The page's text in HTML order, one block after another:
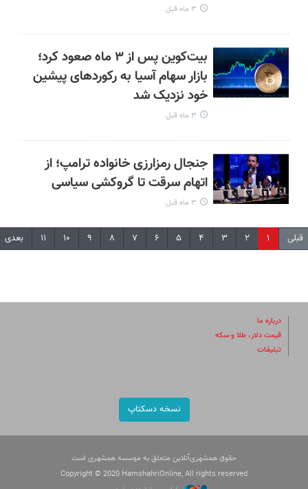
۳ ماه قبل
بیت‌کوین پس از ۳ ماه صعود کرد؛
بازار سهام آسیا به رکوردهای پیشین
خود نزدیک شد
۳ ماه قبل
جنجال رمزارزی خانواده ترامپ؛ از
اتهام سرقت تا گروکشی سیاسی
۳ ماه قبل
قبلی ۱ ۲ ۳ ۴ ۵ ۶ ۷ ۸ ۹ ۱۰ ۱۱ بعدی
درباره ما
قیمت دلار، طلا و سکه
تبلیغات
نسخه دسکتاپ
حقوق همشهری‌آنلاین متعلق به موسسه همشهری است
Copyright © 2020 HamshahriOnline, All rights reserved